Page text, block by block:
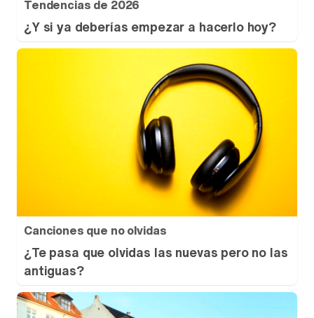
Tendencias de 2026
¿Y si ya deberías empezar a hacerlo hoy?
Canciones que no olvidas
¿Te pasa que olvidas las nuevas pero no las
antiguas?